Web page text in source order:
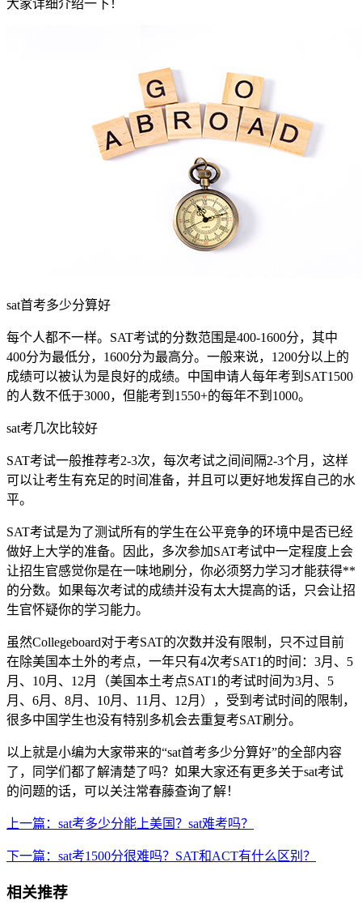
大家详细介绍一下！
sat首考多少分算好
每个人都不一样。SAT考试的分数范围是400-1600分，其中
400分为最低分，1600分为最高分。一般来说，1200分以上的
成绩可以被认为是良好的成绩。中国申请人每年考到SAT1500
的人数不低于3000，但能考到1550+的每年不到1000。
sat考几次比较好
SAT考试一般推荐考2-3次，每次考试之间间隔2-3个月，这样
可以让考生有充足的时间准备，并且可以更好地发挥自己的水
平。
SAT考试是为了测试所有的学生在公平竞争的环境中是否已经
做好上大学的准备。因此，多次参加SAT考试中一定程度上会
让招生官感觉你是在一味地刷分，你必须努力学习才能获得**
的分数。如果每次考试的成绩并没有太大提高的话，只会让招
生官怀疑你的学习能力。
虽然Collegeboard对于考SAT的次数并没有限制，只不过目前
在除美国本土外的考点，一年只有4次考SAT1的时间：3月、5
月、10月、12月（美国本土考点SAT1的考试时间为3月、5
月、6月、8月、10月、11月、12月），受到考试时间的限制，
很多中国学生也没有特别多机会去重复考SAT刷分。
以上就是小编为大家带来的“sat首考多少分算好”的全部内容
了，同学们都了解清楚了吗？如果大家还有更多关于sat考试
的问题的话，可以关注常春藤查询了解！
上一篇：sat考多少分能上美国？sat难考吗？
下一篇：sat考1500分很难吗？SAT和ACT有什么区别？
相关推荐